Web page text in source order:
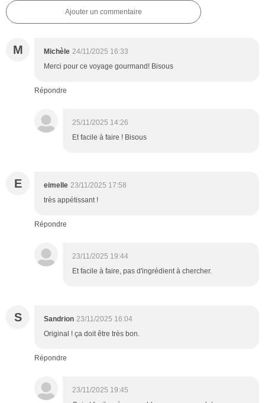
Ajouter un commentaire
M Michèle 24/11/2025 16:33
Merci pour ce voyage gourmand! Bisous
Répondre
25/11/2025 14:26
Et facile à faire ! Bisous
E eimelle 23/11/2025 17:58
très appétissant !
Répondre
23/11/2025 19:44
Et facile à faire, pas d'ingrédient à chercher.
S Sandrion 23/11/2025 16:04
Original ! ça doit être très bon.
Répondre
23/11/2025 19:45